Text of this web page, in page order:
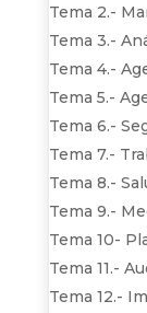
Tema 2.-
Tema 3.-
Tema 4.-
Tema 5.-
Tema 6.-
Tema 7.-
Tema 8.-
Tema 9.-
Tema 10-
Tema 11.-
Tema 12.-